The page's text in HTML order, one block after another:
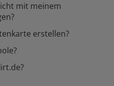
mit meinem
erstellen?